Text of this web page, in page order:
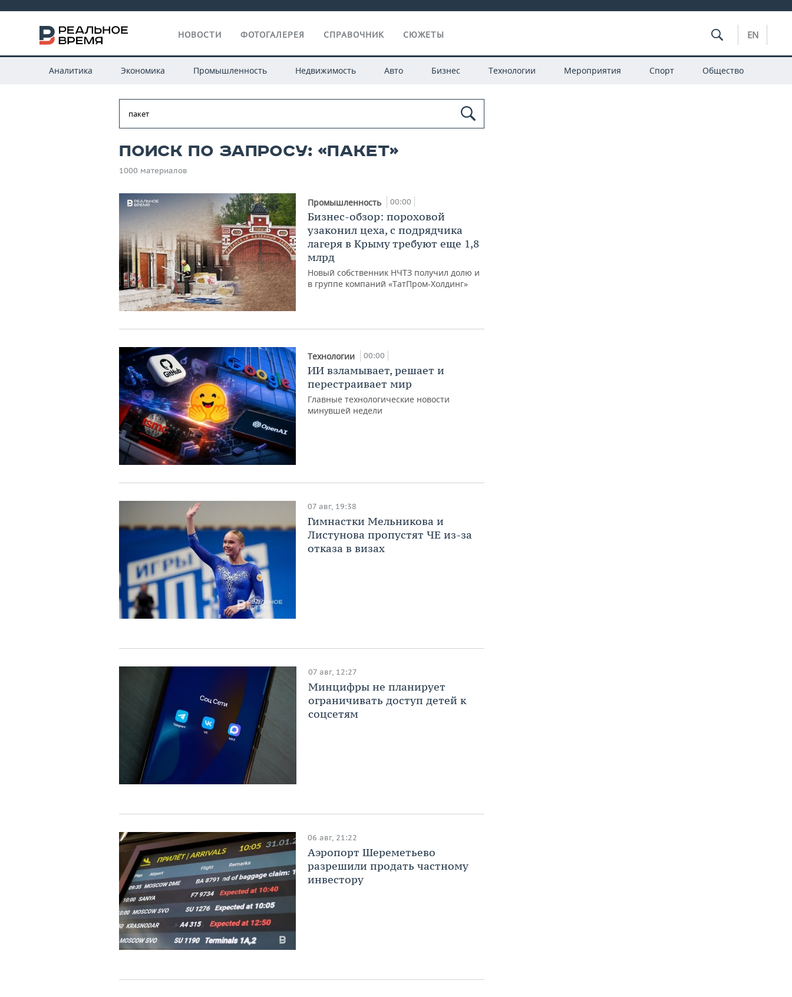
НОВОСТИ ФОТОГАЛЕРЕЯ СПРАВОЧНИК СЮЖЕТЫ EN
Аналитика Экономика Промышленность Недвижимость Авто Бизнес Технологии Мероприятия Спорт Общество
Поиск по запросу: «пакет»
1000 материалов
Промышленность 00:00
Бизнес-обзор: пороховой
узаконил цеха, с подрядчика
лагеря в Крыму требуют еще 1,8
млрд
Новый собственник НЧТЗ получил долю и
в группе компаний «ТатПром-Холдинг»
Технологии 00:00
ИИ взламывает, решает и
перестраивает мир
Главные технологические новости
минувшей недели
07 авг, 19:38
Гимнастки Мельникова и
Листунова пропустят ЧЕ из-за
отказа в визах
07 авг, 12:27
Минцифры не планирует
ограничивать доступ детей к
соцсетям
06 авг, 21:22
Аэропорт Шереметьево
разрешили продать частному
инвестору